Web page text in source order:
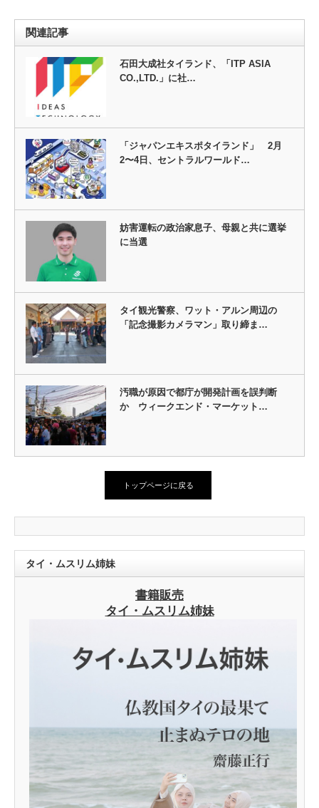
関連記事
石田大成社タイランド、「ITP ASIA
CO.,LTD.」に社…
「ジャパンエキスポタイランド」 2月
2〜4日、セントラルワールド…
妨害運転の政治家息子、母親と共に選挙
に当選
タイ観光警察、ワット・アルン周辺の
「記念撮影カメラマン」取り締ま…
汚職が原因で都庁が開発計画を誤判断
か ウィークエンド・マーケット…
トップページに戻る
タイ・ムスリム姉妹
書籍販売
タイ・ムスリム姉妹